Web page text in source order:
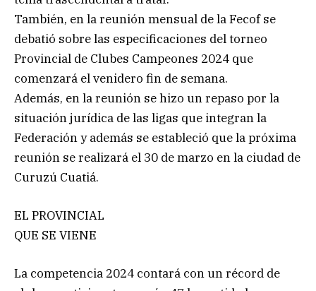
También, en la reunión mensual de la Fecof se
debatió sobre las especificaciones del torneo
Provincial de Clubes Campeones 2024 que
comenzará el venidero fin de semana.
Además, en la reunión se hizo un repaso por la
situación jurídica de las ligas que integran la
Federación y además se estableció que la próxima
reunión se realizará el 30 de marzo en la ciudad de
Curuzú Cuatiá.
EL PROVINCIAL
QUE SE VIENE
La competencia 2024 contará con un récord de